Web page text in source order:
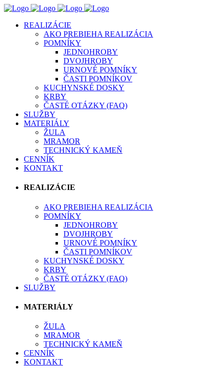
REALIZÁCIE
AKO PREBIEHA REALIZÁCIA
POMNÍKY
JEDNOHROBY
DVOJHROBY
URNOVÉ POMNÍKY
ČASTI POMNÍKOV
KUCHYNSKÉ DOSKY
KRBY
ČASTÉ OTÁZKY (FAQ)
SLUŽBY
MATERIÁLY
ŽULA
MRAMOR
TECHNICKÝ KAMEŇ
CENNÍK
KONTAKT
REALIZÁCIE
AKO PREBIEHA REALIZÁCIA
POMNÍKY
JEDNOHROBY
DVOJHROBY
URNOVÉ POMNÍKY
ČASTI POMNÍKOV
KUCHYNSKÉ DOSKY
KRBY
ČASTÉ OTÁZKY (FAQ)
SLUŽBY
MATERIÁLY
ŽULA
MRAMOR
TECHNICKÝ KAMEŇ
CENNÍK
KONTAKT